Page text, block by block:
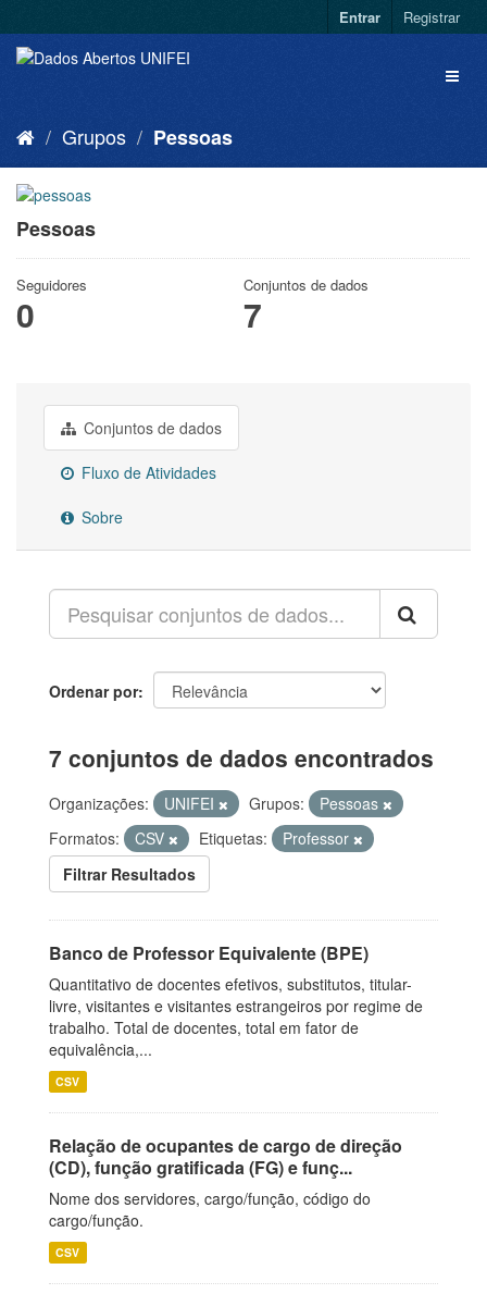
Entrar Registrar
Grupos Pessoas
Pessoas
Seguidores
0
Conjuntos de dados
7
Conjuntos de dados
Fluxo de Atividades
Sobre
Ordenar por
7 conjuntos de dados encontrados
Organizações: UNIFEI Grupos:
Pessoas
Formatos:
CSV Etiquetas:
Professor
Filtrar Resultados
Banco de Professor Equivalente (BPE)
Quantitativo de docentes efetivos, substitutos, titular-
livre, visitantes e visitantes estrangeiros por regime de
trabalho. Total de docentes, total em fator de
equivalência,...
CSV
Relação de ocupantes de cargo de direção
(CD), função gratificada (FG) e funç...
Nome dos servidores, cargo/função, código do
cargo/função.
CSV